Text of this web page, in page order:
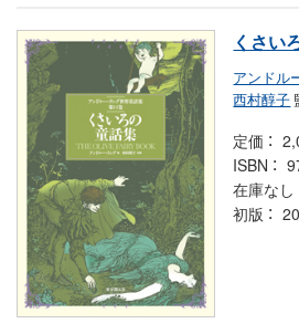
くさい
アンドル
西村醇子
定価
ISBN
在庫なし
初版